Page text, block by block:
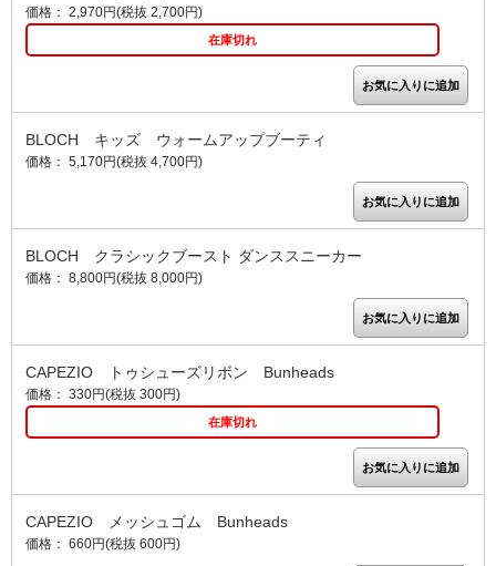
価格： 2,970円(税抜 2,700円)
在庫切れ
BLOCH キッズ ウォームアップブーティ
価格： 5,170円(税抜 4,700円)
BLOCH クラシックブースト ダンススニーカー
価格： 8,800円(税抜 8,000円)
CAPEZIO トゥシューズリボン Bunheads
価格： 330円(税抜 300円)
在庫切れ
CAPEZIO メッシュゴム Bunheads
価格： 660円(税抜 600円)